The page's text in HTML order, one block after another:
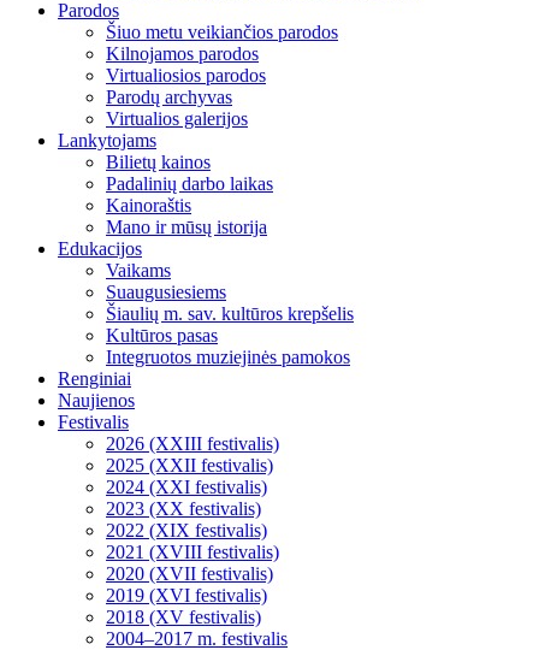
Parodos
Šiuo metu veikiančios parodos
Kilnojamos parodos
Virtualiosios parodos
Parodų archyvas
Virtualios galerijos
Lankytojams
Bilietų kainos
Padalinių darbo laikas
Kainoraštis
Mano ir mūsų istorija
Edukacijos
Vaikams
Suaugusiesiems
Šiaulių m. sav. kultūros krepšelis
Kultūros pasas
Integruotos muziejinės pamokos
Renginiai
Naujienos
Festivalis
2026 (XXIII festivalis)
2025 (XXII festivalis)
2024 (XXI festivalis)
2023 (XX festivalis)
2022 (XIX festivalis)
2021 (XVIII festivalis)
2020 (XVII festivalis)
2019 (XVI festivalis)
2018 (XV festivalis)
2004–2017 m. festivalis